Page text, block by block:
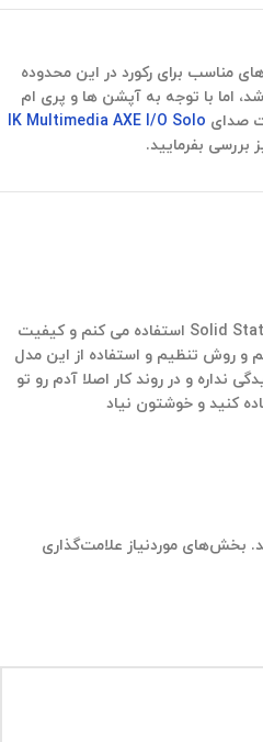
مناسب برای رکورد در این محدوده
اما با توجه به آپشن ها و پری ام
صدای IK Multimedia AXE I/O Solo
بررسی بفرمایید.
من از کارت صدای +Solid State Logic SSL 2 استفاده می کنم و کیفیت
روش تنظیم و استفاده از این مدل
نداره و در روند کار اصلا آدم رو تو
کنید و خوشتون نیاد
بخش‌های موردنیاز علامت‌گذاری